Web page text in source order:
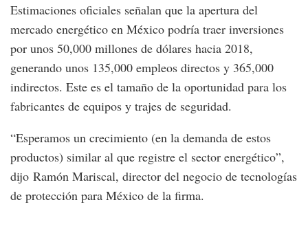
Estimaciones oficiales señalan que la apertura del
mercado energético en México podría traer inversiones
por unos 50,000 millones de dólares hacia 2018,
generando unos 135,000 empleos directos y 365,000
indirectos. Este es el tamaño de la oportunidad para los
fabricantes de equipos y trajes de seguridad.
“Esperamos un crecimiento (en la demanda de estos
productos) similar al que registre el sector energético”,
dijo Ramón Mariscal, director del negocio de tecnologías
de protección para México de la firma.